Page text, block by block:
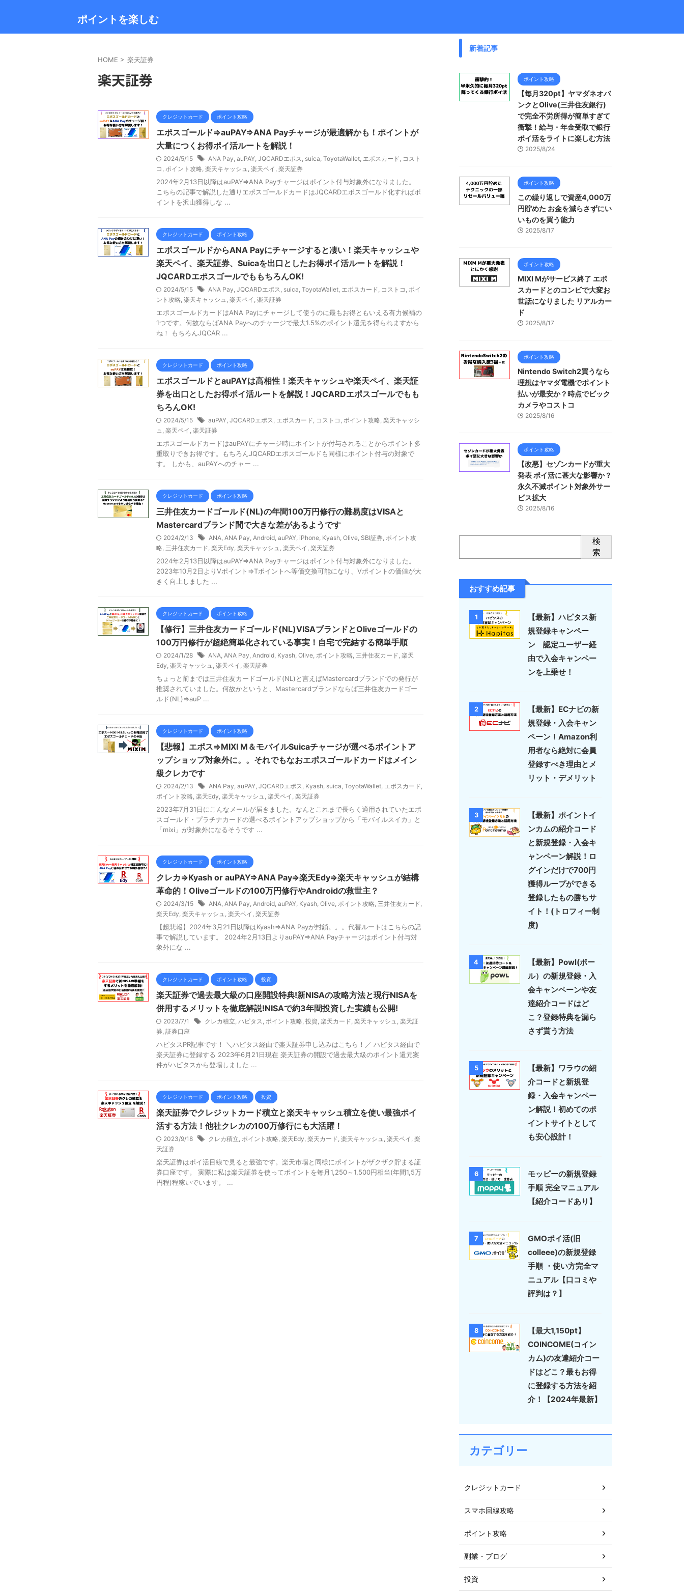
ポイントを楽しむ
HOME > 楽天証券
楽天証券
クレジットカード ポイント攻略
エポスゴールド⇒auPAY⇒ANA Payチャージが最適解かも！ポイントが
大量につくお得ポイ活ルートを解説！
2024/5/15 ANA Pay, auPAY, JQCARDエポス, suica, ToyotaWallet, エポスカード, コスト
コ , ポイント攻略, 楽天キャッシュ , 楽天ペイ , 楽天証券
2024年2月13日以降はauPAY⇒ANA Payチャージはポイント付与対象外になりました。
こちらの記事で解説した通りエポスゴールドカードはJQCARDエポスゴールド化すればポ
イントを沢山獲得しな ...
クレジットカード ポイント攻略
エポスゴールドからANA Payにチャージすると凄い！楽天キャッシュや
楽天ペイ、楽天証券、Suicaを出口としたお得ポイ活ルートを解説！
JQCARDエポスゴールでももちろんOK!
2024/5/15 ANA Pay, JQCARDエポス, suica, ToyotaWallet, エポスカード, コストコ , ポイ
ント攻略, 楽天キャッシュ , 楽天ペイ , 楽天証券
エポスゴールドカードはANA Payにチャージして使うのに最もお得ともいえる有力候補の
1つです。何故ならばANA Payへのチャージで最大1.5%のポイント還元を得られますから
ね！ もちろんJQCAR ...
クレジットカード ポイント攻略
エポスゴールドとauPAYは高相性！楽天キャッシュや楽天ペイ、楽天証
券を出口としたお得ポイ活ルートを解説！JQCARDエポスゴールでもも
ちろんOK!
2024/5/15 auPAY, JQCARDエポス, エポスカード, コストコ , ポイント攻略, 楽天キャッシ
ュ , 楽天ペイ , 楽天証券
エポスゴールドカードはauPAYにチャージ時にポイントが付与されることからポイント多
重取りできお得です。もちろんJQCARDエポスゴールドも同様にポイント付与の対象で
す。 しかも、auPAYへのチャー ...
クレジットカード ポイント攻略
三井住友カードゴールド(NL)の年間100万円修行の難易度はVISAと
Mastercardブランド間で大きな差があるようです
2024/2/13 ANA, ANA Pay, Android, auPAY, iPhone, Kyash, Olive, SBI証券, ポイント攻
略, 三井住友カード, 楽天Edy, 楽天キャッシュ , 楽天ペイ , 楽天証券
2024年2月13日以降はauPAY⇒ANA Payチャージはポイント付与対象外になりました。
2023年10月2日よりVポイント⇒Tポイントへ等価交換可能になり、Vポイントの価値が大
きく向上しました ...
クレジットカード ポイント攻略
【修行】三井住友カードゴールド(NL)VISAブランドとOliveゴールドの
100万円修行が超絶簡単化されている事実！自宅で完結する簡単手順
2024/1/28 ANA, ANA Pay, Android, Kyash, Olive, ポイント攻略, 三井住友カード, 楽天
Edy, 楽天キャッシュ , 楽天ペイ , 楽天証券
ちょっと前までは三井住友カードゴールド(NL)と言えばMastercardブランドでの発行が
推奨されていました。何故かというと、Mastercardブランドならば三井住友カードゴー
ルド(NL)⇒auP ...
クレジットカード ポイント攻略
【悲報】エポス⇒MIXI M＆モバイルSuicaチャージが選べるポイントア
ップショップ対象外に。。それでもなおエポスゴールドカードはメイン
級クレカです
2024/2/13 ANA Pay, auPAY, JQCARDエポス, Kyash, suica, ToyotaWallet, エポスカード,
ポイント攻略, 楽天Edy, 楽天キャッシュ , 楽天ペイ , 楽天証券
2023年7月31日にこんなメールが届きました。なんとこれまで長らく適用されていたエポ
スゴールド・プラチナカードの選べるポイントアップショップから「モバイルスイカ」と
「mixi」が対象外になるそうです ...
クレジットカード ポイント攻略
クレカ⇒Kyash or auPAY⇒ANA Pay⇒楽天Edy⇒楽天キャッシュが結構
革命的！Oliveゴールドの100万円修行やAndroidの救世主？
2024/3/15 ANA, ANA Pay, Android, auPAY, Kyash, Olive, ポイント攻略, 三井住友カード,
楽天Edy, 楽天キャッシュ , 楽天ペイ , 楽天証券
【超悲報】2024年3月21日以降はKyash⇒ANA Payが封鎖。。。代替ルートはこちらの記
事で解説しています。 2024年2月13日よりauPAY⇒ANA Payチャージはポイント付与対
象外にな ...
クレジットカード ポイント攻略 投資
楽天証券で過去最大級の口座開設特典!新NISAの攻略方法と現行NISAを
併用するメリットを徹底解説!NISAで約3年間投資した実績も公開!
2023/7/1 クレカ積立, ハピタス, ポイント攻略, 投資, 楽天カード, 楽天キャッシュ , 楽天証
券, 証券口座
ハピタスPR記事です！ ＼ハピタス経由で楽天証券申し込みはこちら！／ ハピタス経由で
楽天証券に登録する 2023年6月21日現在 楽天証券の開設で過去最大級のポイント還元案
件がハピタスから登場しました ...
クレジットカード ポイント攻略 投資
楽天証券でクレジットカード積立と楽天キャッシュ積立を使い最強ポイ
活する方法！他社クレカの100万修行にも大活躍！
2023/9/18 クレカ積立, ポイント攻略, 楽天Edy, 楽天カード, 楽天キャッシュ , 楽天ペイ , 楽
天証券
楽天証券はポイ活目線で見ると最強です。楽天市場と同様にポイントがザクザク貯まる証
券口座です。 実際に私は楽天証券を使ってポイントを毎月1,250～1,500円相当(年間1,5万
円程)程稼いでいます。 ...
新着記事
ポイント攻略
【毎月320pt】ヤマダネオバ
ンクとOlive(三井住友銀行)
で完全不労所得が簡単すぎて
衝撃！給与・年金受取で銀行
ポイ活をライトに楽しむ方法
2025/8/24
ポイント攻略
この繰り返しで資産4,000万
円貯めた お金を減らさずにい
いものを買う能力
2025/8/17
ポイント攻略
MIXI Mがサービス終了 エポ
スカードとのコンビで大変お
世話になりました リアルカー
ド
2025/8/17
ポイント攻略
Nintendo Switch2買うなら
理想はヤマダ電機でポイント
払いが最安か？時点でビック
カメラやコストコ
2025/8/16
ポイント攻略
【改悪】セゾンカードが重大
発表 ポイ活に甚大な影響か？
永久不滅ポイント対象外サー
ビス拡大
2025/8/16
検
索
おすすめ記事
1
【最新】ハピタス新
規登録キャンペー
ン 認定ユーザー経
由で入会キャンペー
ンを上乗せ！
2
【最新】ECナビの新
規登録・入会キャン
ペーン！Amazon利
用者なら絶対に会員
登録すべき理由とメ
リット・デメリット
3
【最新】ポイントイ
ンカムの紹介コード
と新規登録・入会キ
ャンペーン解説！ロ
グインだけで700円
獲得ループができる
登録したもの勝ちサ
イト！(トロフィー制
度)
4
【最新】Powl(ポー
ル）の新規登録・入
会キャンペーンや友
達紹介コードはど
こ？登録特典を漏ら
さず貰う方法
5
【最新】ワラウの紹
介コードと新規登
録・入会キャンペー
ン解説！初めてのポ
イントサイトとして
も安心設計！
6
モッピーの新規登録
手順 完全マニュアル
【紹介コードあり】
7
GMOポイ活(旧
colleee)の新規登録
手順 ・使い方完全マ
ニュアル【口コミや
評判は？】
8
【最大1,150pt】
COINCOME(コイン
カム)の友達紹介コー
ドはどこ？最もお得
に登録する方法を紹
介！【2024年最新】
カテゴリー
クレジットカード
スマホ回線攻略
ポイント攻略
副業・ブログ
投資